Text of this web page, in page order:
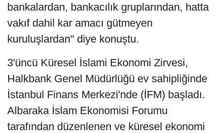
bankalardan, bankacılık gruplarından, hatta
vakıf dahil kar amacı gütmeyen
kuruluşlardan" diye konuştu.
3'üncü Küresel İslami Ekonomi Zirvesi,
Halkbank Genel Müdürlüğü ev sahipliğinde
İstanbul Finans Merkezi'nde (İFM) başladı.
Albaraka İslam Ekonomisi Forumu
tarafından düzenlenen ve küresel ekonomi